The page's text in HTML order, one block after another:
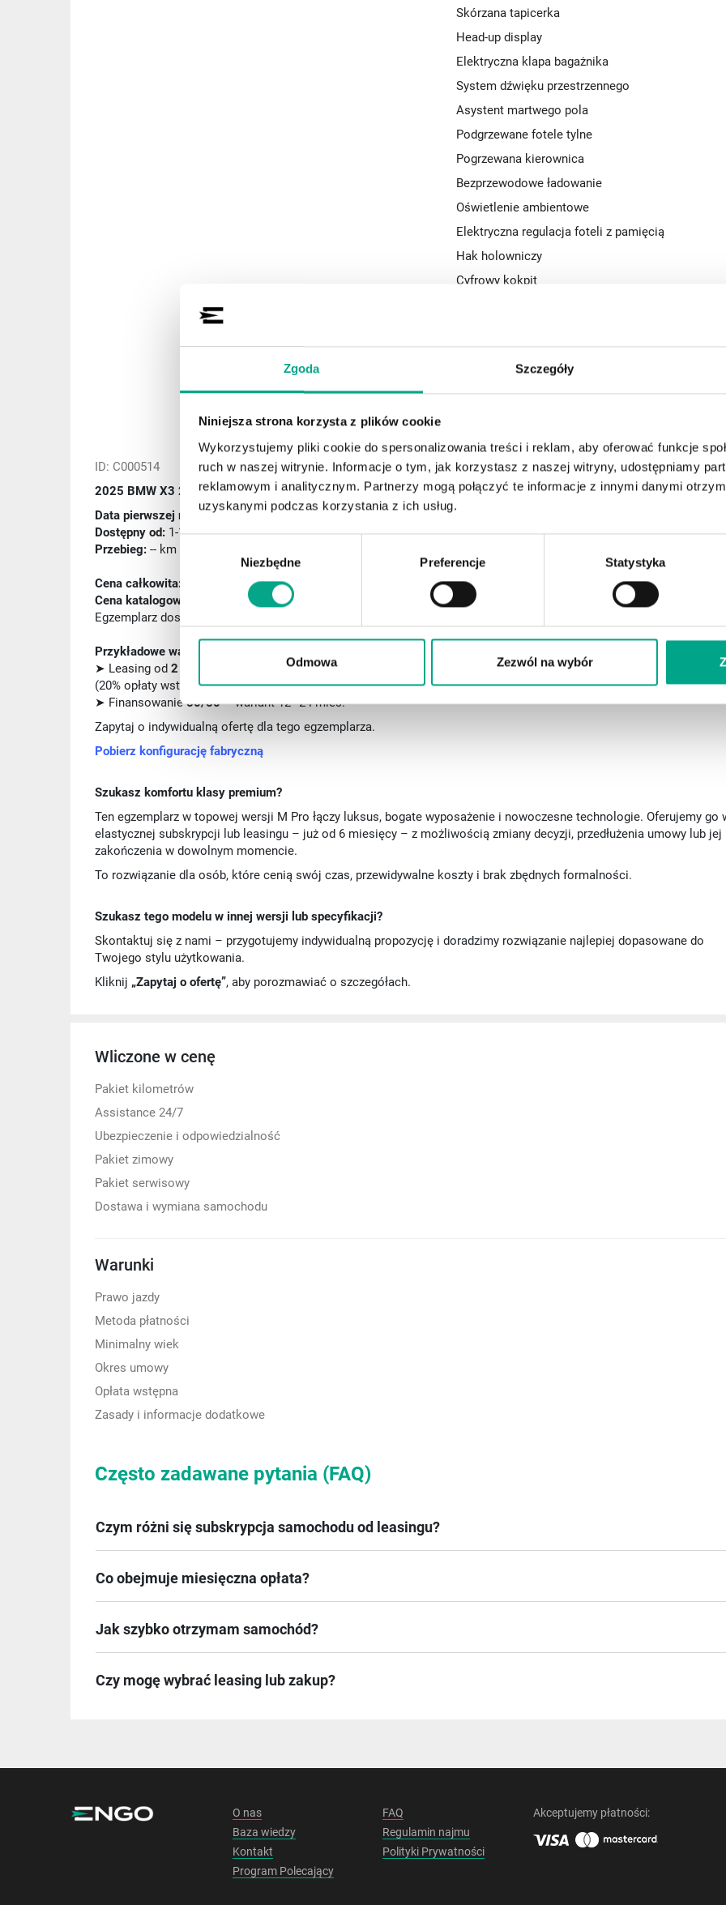
Zgoda Szczegóły
Niniejsza strona korzysta z plików cookie
Wykorzystujemy pliki cookie do spersonalizowania treści i reklam, aby oferować funkcje
ruch w naszej witrynie. Informacje o tym, jak korzystasz z naszej witryny, udostępniamy
reklamowym i analitycznym. Partnerzy mogą połączyć te informacje z innymi danymi
uzyskanymi podczas korzystania z ich usług.
Niezbędne Preferencje Statystyka
Odmowa Zezwól na wybór
Skórzana tapicerka
Head-up display
Elektryczna klapa bagażnika
System dźwięku przestrzennego
Asystent martwego pola
Podgrzewane fotele tylne
Pogrzewana kierownica
Bezprzewodowe ładowanie
Oświetlenie ambientowe
Elektryczna regulacja foteli z pamięcią
Hak holowniczy
Cyfrowy kokpit
Zawieszenie adaptacyjne
ID: C000514
2025 BMW X3 20d xDrive Pakiet sportowy M Pro
Data pierwszej rej.: 01.2026
Dostępny od: 1-14 dni
Przebieg: -- km
Cena całkowita:
299 000 zł brutto
Cena katalogowa producenta: 361 300 zł brutto
Egzemplarz dostępny w preferencyjnym finansowaniu.
Przykładowe warianty finansowania:
➤ Leasing od 2 692 zł netto/mies.
(20% opłaty wstępnej, 24 miesiące – wariant poglądowy)
➤ Finansowanie50/50– wariant 12–24 mies.
Zapytaj o indywidualną ofertę dla tego egzemplarza.
Pobierz konfigurację fabryczną
Szukasz komfortu klasy premium?
Ten egzemplarz w topowej wersji M Pro łączy luksus, bogate wyposażenie i nowoczesne technologie. Oferujemy go
elastycznej subskrypcji lub leasingu – już od 6 miesięcy – z możliwością zmiany decyzji, przedłużenia umowy lub jej
zakończenia w dowolnym momencie.
To rozwiązanie dla osób, które cenią swój czas, przewidywalne koszty i brak zbędnych formalności.
Szukasz tego modelu w innej wersji lub specyfikacji?
Skontaktuj się z nami – przygotujemy indywidualną propozycję i doradzimy rozwiązanie najlepiej dopasowane do
Twojego stylu użytkowania.
Kliknij „Zapytaj o ofertę”, aby porozmawiać o szczegółach.
Wliczone w cenę
Pakiet kilometrów
Assistance 24/7
Ubezpieczenie i odpowiedzialność
Pakiet zimowy
Pakiet serwisowy
Dostawa i wymiana samochodu
Warunki
Prawo jazdy
Metoda płatności
Minimalny wiek
Okres umowy
Opłata wstępna
Zasady i informacje dodatkowe
Często zadawane pytania (FAQ)
Czym różni się subskrypcja samochodu od leasingu?
Co obejmuje miesięczna opłata?
Jak szybko otrzymam samochód?
Czy mogę wybrać leasing lub zakup?
O nas
Baza wiedzy
Kontakt
Program Polecający
FAQ
Regulamin najmu
Polityki Prywatności
Akceptujemy płatności: